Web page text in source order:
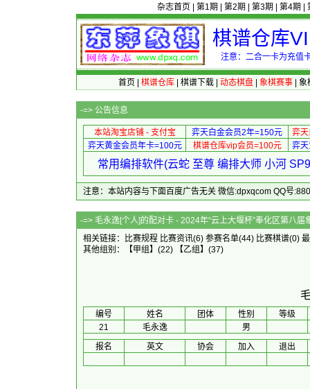
杂志首页 第1期 第2期 第3期 第4期
棋谱仓库
注意：二合一卡为充值
首页 棋谱仓库| 棋谱下载| 动态棋盘| 象棋赛事| 象
-=> 公告信息
本站淘宝店铺 - 支付宝 弈天白金会员2年=150元
弈
弈天黄金会员年卡=100元
棋谱仓库vip会员=100元 弈
常用编排软件(云蛇 至尊 编排大师 小河
注意：本站内容与下面百度广告无关 微信:dpxqcom QQ号
-=> 毛永逸[个人]的配对卡 - 2024年“云上大堰杯
相关链接：
比赛规程 比赛资讯(6) 参赛名单(44) 比赛棋谱(0)
其他组别：
【甲组】 (22) 【乙组】 (37)
编号 姓名 团体 性别
等级
21
毛永逸
男
报名
英文 协会 加入 退出